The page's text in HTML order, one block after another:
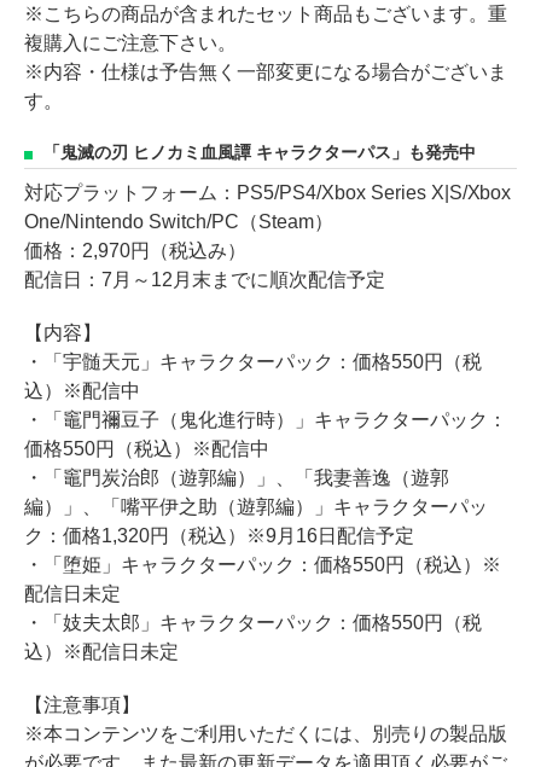
※こちらの商品が含まれたセット商品もございます。重
複購入にご注意下さい。
※内容・仕様は予告無く一部変更になる場合がございま
す。
「鬼滅の刃 ヒノカミ血風譚 キャラクターパス」も発売中
対応プラットフォーム：PS5/PS4/Xbox Series X|S/Xbox
One/Nintendo Switch/PC（Steam）
価格：2,970円（税込み）
配信日：7月～12月末までに順次配信予定
【内容】
・「宇髄天元」キャラクターパック：価格550円（税
込）※配信中
・「竈門禰豆子（鬼化進行時）」キャラクターパック：
価格550円（税込）※配信中
・「竈門炭治郎（遊郭編）」、「我妻善逸（遊郭
編）」、「嘴平伊之助（遊郭編）」キャラクターパッ
ク：価格1,320円（税込）※9月16日配信予定
・「堕姫」キャラクターパック：価格550円（税込）※
配信日未定
・「妓夫太郎」キャラクターパック：価格550円（税
込）※配信日未定
【注意事項】
※本コンテンツをご利用いただくには、別売りの製品版
が必要です。また最新の更新データを適用頂く必要がご